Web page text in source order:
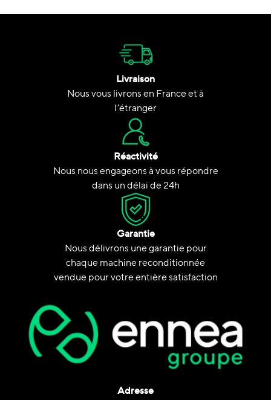
Livraison
Nous vous livrons en France et à
l’étranger
Réactivité
Nous nous engageons à vous répondre
dans un délai de 24h
Garantie
Nous délivrons une garantie pour
chaque machine reconditionnée
vendue pour votre entière satisfaction
Adresse